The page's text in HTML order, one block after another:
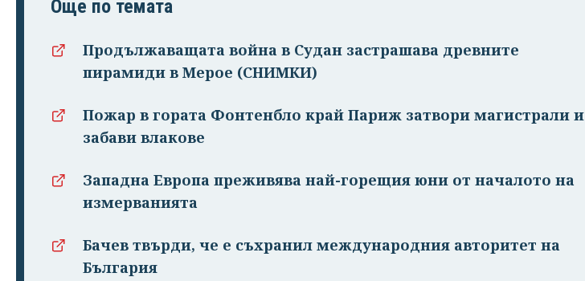
Още по темата
Продължаващата война в Судан застрашава древните
пирамиди в Мерое (СНИМКИ)
Пожар в гората Фонтенбло край Париж затвори магистрали и
забави влакове
Западна Европа преживява най-горещия юни от началото на
измерванията
Бачев твърди, че е съхранил международния авторитет на
България